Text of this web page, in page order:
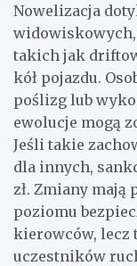
Nowelizacja
takich jak
kół pojazdu.
poślizg lub
ewolucje mogą
Jeśli takie
dla innych,
zł. Zmiany mają
poziomu
kierowców, lecz
uczestników